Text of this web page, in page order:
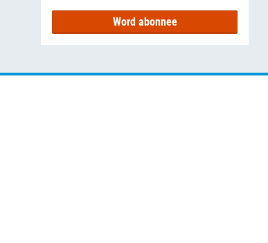
Word abonnee